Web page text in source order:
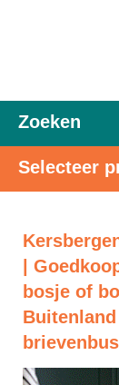
Zoeken
Selecteer
|
bosje of